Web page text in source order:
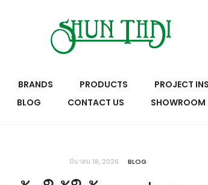
BRANDS PRODUCTS
PROJECT
BLOG
CONTACT US SHOWROOM
มีนาคม 18, 2026 BLOG